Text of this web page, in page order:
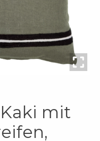
Kaki mit